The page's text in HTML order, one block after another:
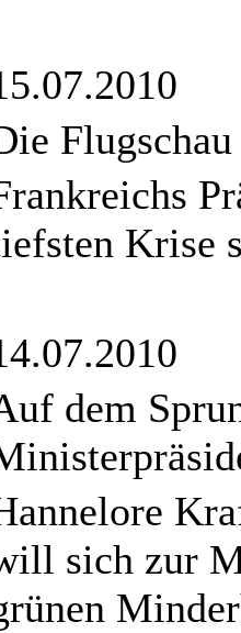
Krise
dem
sich zur